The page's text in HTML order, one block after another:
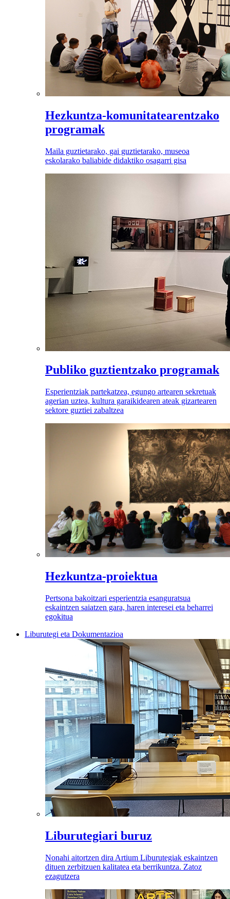
Hezkuntza-komunitatearentzako
programak
Maila guztietarako, gai guztietarako, museoa
eskolarako baliabide didaktiko osagarri gisa
Publiko guztientzako programak
Esperientziak partekatzea, egungo artearen sekretuak
agerian uztea, kultura garaikidearen ateak gizartearen
sektore guztiei zabaltzea
Hezkuntza-proiektua
Pertsona bakoitzari esperientzia esanguratsua
eskaintzen saiatzen gara, haren interesei eta beharrei
egokitua
Liburutegi eta Dokumentazioa
Liburutegiari buruz
Nonahi aitortzen dira Artium Liburutegiak eskaintzen
dituen zerbitzuen kalitatea eta berrikuntza. Zatoz
ezagutzera